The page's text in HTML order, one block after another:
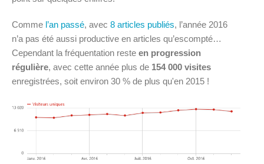
Comme l’an passé, avec 8 articles publiés, l’année 2016
n’a pas été aussi productive en articles qu’escompté…
Cependant la fréquentation reste en progression
régulière, avec cette année plus de 154 000 visites
enregistrées, soit environ 30 % de plus qu'en 2015 !